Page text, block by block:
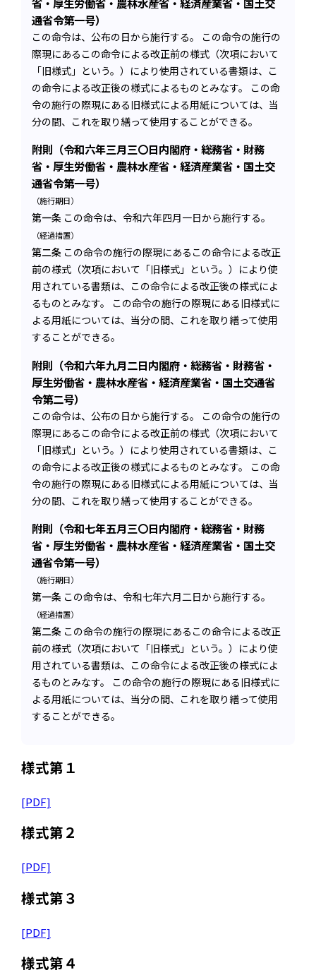
通省令第一号）
この命令は、公布の日から施行する。 この命令の施行の
際現にあるこの命令による改正前の様式（次項において
「旧様式」という。）により使用されている書類は、こ
の命令による改正後の様式によるものとみなす。 この命
令の施行の際現にある旧様式による用紙については、当
分の間、これを取り繕って使用することができる。
附則（令和六年三月三〇日内閣府・総務省・財務
省・厚生労働省・農林水産省・経済産業省・国土交
通省令第一号）
（施行期日）
第一条 この命令は、令和六年四月一日から施行する。
（経過措置）
第二条 この命令の施行の際現にあるこの命令による改正
前の様式（次項において「旧様式」という。）により使
用されている書類は、この命令による改正後の様式によ
るものとみなす。 この命令の施行の際現にある旧様式に
よる用紙については、当分の間、これを取り繕って使用
することができる。
附則（令和六年九月二日内閣府・総務省・財務省・
厚生労働省・農林水産省・経済産業省・国土交通省
令第二号）
この命令は、公布の日から施行する。 この命令の施行の
際現にあるこの命令による改正前の様式（次項において
「旧様式」という。）により使用されている書類は、こ
の命令による改正後の様式によるものとみなす。 この命
令の施行の際現にある旧様式による用紙については、当
分の間、これを取り繕って使用することができる。
附則（令和七年五月三〇日内閣府・総務省・財務
省・厚生労働省・農林水産省・経済産業省・国土交
通省令第一号）
（施行期日）
第一条 この命令は、令和七年六月二日から施行する。
（経過措置）
第二条 この命令の施行の際現にあるこの命令による改正
前の様式（次項において「旧様式」という。）により使
用されている書類は、この命令による改正後の様式によ
るものとみなす。 この命令の施行の際現にある旧様式に
よる用紙については、当分の間、これを取り繕って使用
することができる。
様式第１
[PDF]
様式第２
[PDF]
様式第３
[PDF]
様式第４